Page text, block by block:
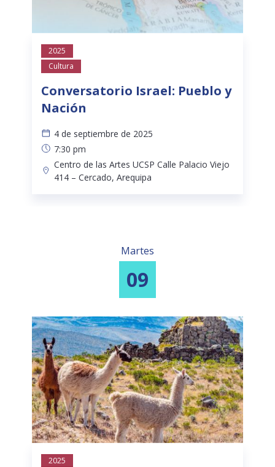
2025
Cultura
Conversatorio Israel: Pueblo y
Nación
4 de septiembre de 2025
7:30 pm
Centro de las Artes UCSP Calle Palacio Viejo
414 – Cercado, Arequipa
Martes
09
2025